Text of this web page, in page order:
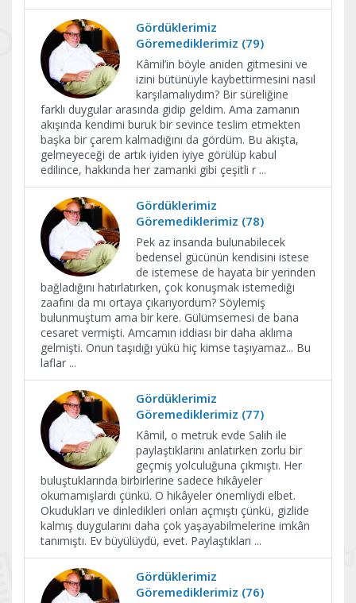
Gördüklerimiz
Göremediklerimiz (79)
Kâmil’in böyle aniden gitmesini ve
izini bütünüyle kaybettirmesini nasıl
karşılamalıydım? Bir süreliğine
farklı duygular arasında gidip geldim. Ama zamanın
akışında kendimi buruk bir sevince teslim etmekten
başka bir çarem kalmadığını da gördüm. Bu akışta,
gelmeyeceği de artık iyiden iyiye görülüp kabul
edilince, hakkında her zamanki gibi çeşitli r ...
Gördüklerimiz
Göremediklerimiz (78)
Pek az insanda bulunabilecek
bedensel gücünün kendisini istese
de istemese de hayata bir yerinden
bağladığını hatırlatırken, çok konuşmak istemediği
zaafını da mı ortaya çıkarıyordum? Söylemiş
bulunmuştum ama bir kere. Gülümsemesi de bana
cesaret vermişti. Amcamın iddiası bir daha aklıma
gelmişti. Onun taşıdığı yükü hiç kimse taşıyamaz... Bu
laflar ...
Gördüklerimiz
Göremediklerimiz (77)
Kâmil, o metruk evde Salih ile
paylaştıklarını anlatırken zorlu bir
geçmiş yolculuğuna çıkmıştı. Her
buluştuklarında birbirlerine sadece hikâyeler
okumamışlardı çünkü. O hikâyeler önemliydi elbet.
Okudukları ve dinledikleri onları açmıştı çünkü, gizlide
kalmış duygularını daha çok yaşayabilmelerine imkân
tanımıştı. Ev büyülüydü, evet. Paylaştıkları ...
Gördüklerimiz
Göremediklerimiz (76)